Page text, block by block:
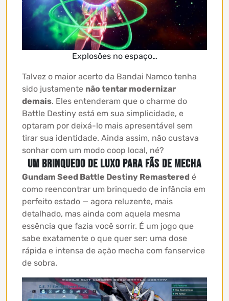
Explosões no espaço…
Talvez o maior acerto da Bandai Namco tenha
sido justamente não tentar modernizar
demais. Eles entenderam que o charme do
Battle Destiny está em sua simplicidade, e
optaram por deixá-lo mais apresentável sem
tirar sua identidade. Ainda assim, não custava
sonhar com um modo coop local, né?
Um brinquedo de luxo para fãs de mecha
Gundam Seed Battle Destiny Remastered é
como reencontrar um brinquedo de infância em
perfeito estado — agora reluzente, mais
detalhado, mas ainda com aquela mesma
essência que fazia você sorrir. É um jogo que
sabe exatamente o que quer ser: uma dose
rápida e intensa de ação mecha com fanservice
de sobra.